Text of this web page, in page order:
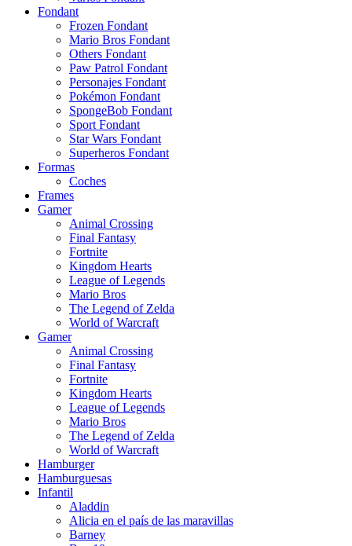
Fondant
Frozen Fondant
Mario Bros Fondant
Others Fondant
Paw Patrol Fondant
Personajes Fondant
Pokémon Fondant
SpongeBob Fondant
Sport Fondant
Star Wars Fondant
Superheros Fondant
Formas
Coches
Frames
Gamer
Animal Crossing
Final Fantasy
Fortnite
Kingdom Hearts
League of Legends
Mario Bros
The Legend of Zelda
World of Warcraft
Gamer
Animal Crossing
Final Fantasy
Fortnite
Kingdom Hearts
League of Legends
Mario Bros
The Legend of Zelda
World of Warcraft
Hamburger
Hamburguesas
Infantil
Aladdin
Alicia en el país de las maravillas
Barney